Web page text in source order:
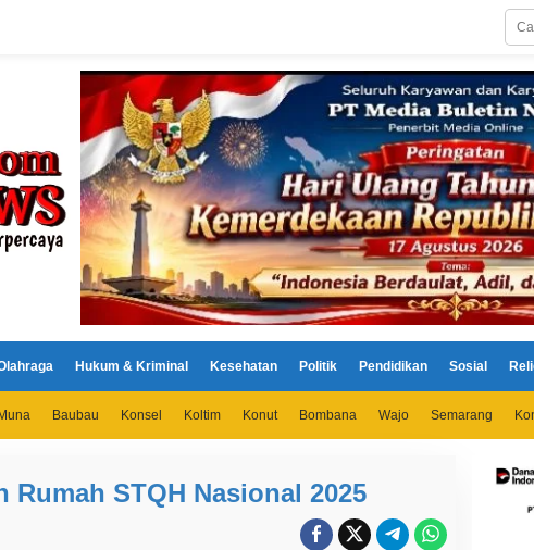
Hukum & Kriminal Kesehatan Politik Pendidikan Sosial
Baubau Konsel Koltim Konut Bombana Wajo Semarang
Rumah STQH Nasional 2025